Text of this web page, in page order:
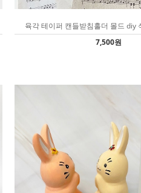
육각 테이퍼 캔들받침홀더 몰드 diy
7,500원